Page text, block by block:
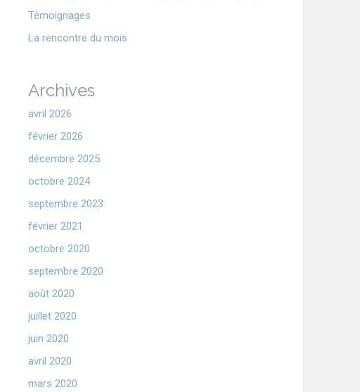
Témoignages
La rencontre du mois
Archives
avril 2026
février 2026
décembre 2025
octobre 2024
septembre 2023
février 2021
octobre 2020
septembre 2020
août 2020
juillet 2020
juin 2020
avril 2020
mars 2020